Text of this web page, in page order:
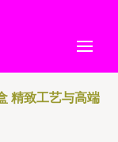
精致工艺与高端